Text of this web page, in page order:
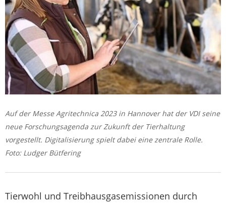
Auf der Messe Agritechnica 2023 in Hannover hat der VDI seine
neue Forschungsagenda zur Zukunft der Tierhaltung
vorgestellt. Digitalisierung spielt dabei eine zentrale Rolle.
Foto: Ludger Bütfering
Tierwohl und Treibhausgasemissionen durch